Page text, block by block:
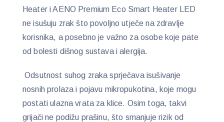
Heater i AENO Premium Eco Smart Heater LED
ne isušuju zrak što povoljno utječe na zdravlje
korisnika, a posebno je važno za osobe koje pate
od bolesti dišnog sustava i alergija.
Odsutnost suhog zraka sprječava isušivanje
nosnih prolaza i pojavu mikropukotina, koje mogu
postati ulazna vrata za klice. Osim toga, takvi
grijači ne podižu prašinu, što smanjuje rizik od